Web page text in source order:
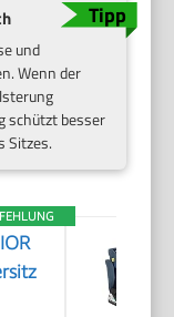
und
Wenn der
schützt besser
Sitzes.